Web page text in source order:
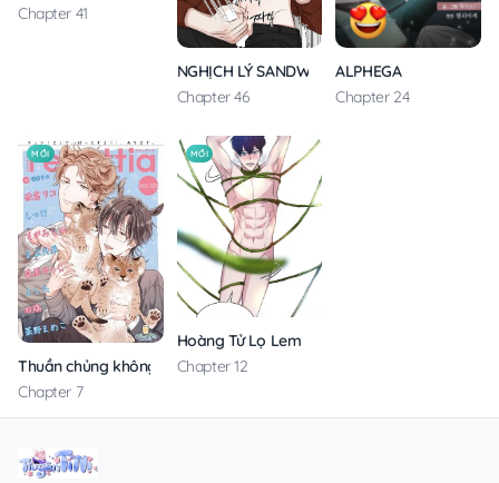
Chapter 41
NGHỊCH LÝ SANDWICH
Chapter 46
ALPHEGA
Chapter 24
MỚI
Thuần chủng không rung động
Chapter 7
MỚI
Hoàng Tử Lọ Lem
Chapter 12